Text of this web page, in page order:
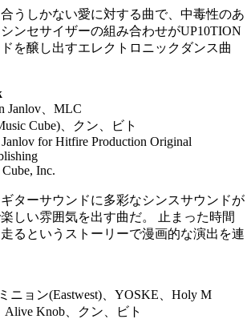
うしかない愛に対する曲で、中毒性のあ
ンセサイザーの組み合わせがUP10TION
を醸し出すエレクトロニックダンス曲
Janlov、MLC
Cube)、クン、ビト
for Hitfire Production Original
Inc.
ターサウンドに多彩なシンスサウンドが
しい雰囲気を出す曲だ。 止まった時間
るというストーリーで漫画的な演出を連
ニョン(Eastwest)、YOSKE、Holy M
Alive Knob、クン、ビト